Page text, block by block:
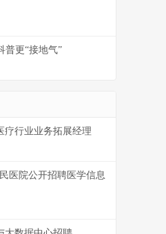
普更“接地气”
疗行业业务拓展经理
医院公开招聘医学信息